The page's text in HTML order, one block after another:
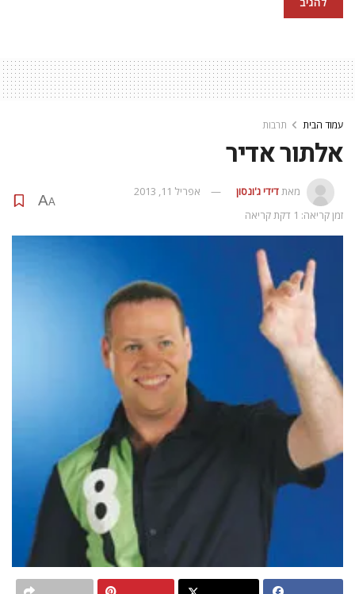
עמוד הבית תרבות
אלתור אדיר
מאתדידי ג'ונסון
אפריל 11, 2013
זמן קריאה: 1 דקת קריאה
A
A